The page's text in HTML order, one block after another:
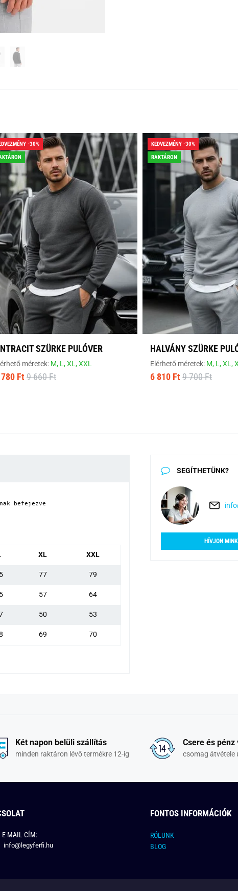
-30%
SZÜRKE PULÓVER
méretek: M, L,XL,XXL
Ft9 660 Ft
KEDVEZMÉNY -30%
RAKTÁRON
HALVÁNY SZÜRKE
Elérhető méretek: M, L,XL,
6 810 Ft 9 700 Ft
befejezve
XL XXL
77 79
57 64
50 53
69 70
SEGÍTHETÜNK?
HÍVJON
Két napon belüli szállítás
minden raktáron lévő termékre 12-ig
Csere és
csomag átvétele
E-MAIL CÍM:
info@legyferfi.hu
FONTOS INFORMÁCIÓK
RÓLUNK
BLOG